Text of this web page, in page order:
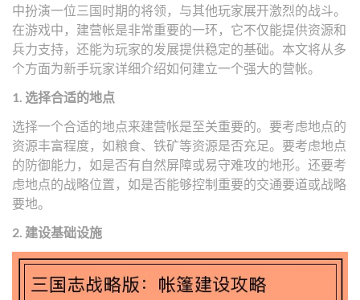
中扮演一位三国时期的将领，与其他玩家展开激烈的战斗。
在游戏中，建营帐是非常重要的一环，它不仅能提供资源和
兵力支持，还能为玩家的发展提供稳定的基础。本文将从多
个方面为新手玩家详细介绍如何建立一个强大的营帐。
1. 选择合适的地点
选择一个合适的地点来建营帐是至关重要的。要考虑地点的
资源丰富程度，如粮食、铁矿等资源是否充足。要考虑地点
的防御能力，如是否有自然屏障或易守难攻的地形。还要考
虑地点的战略位置，如是否能够控制重要的交通要道或战略
要地。
2. 建设基础设施